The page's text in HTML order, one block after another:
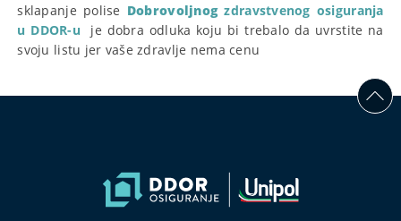
sklapanje polise Dobrovoljnogzdravstvenog osiguranja
u DDOR-u je dobra odluka koju bi trebalo da uvrstite na
svoju listu jer vaše zdravlje nema cenu